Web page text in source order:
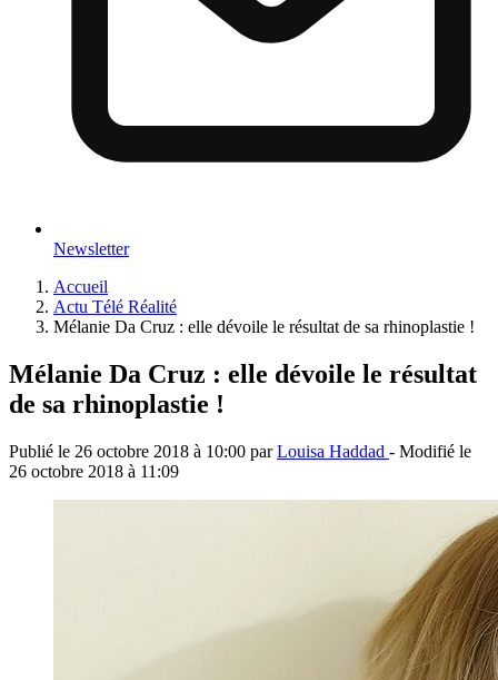
Newsletter
Accueil
Actu Télé Réalité
Mélanie Da Cruz : elle dévoile le résultat de sa rhinoplastie !
Mélanie Da Cruz : elle dévoile le résultat
de sa rhinoplastie !
Publié le 26 octobre 2018 à 10:00 parLouisa Haddad - Modifié le
26 octobre 2018 à 11:09